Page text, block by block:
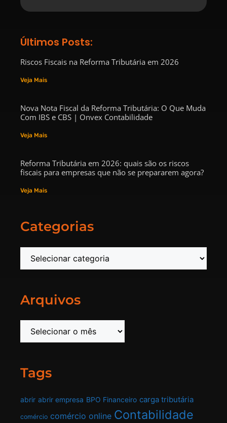
Últimos Posts:
Riscos Fiscais na Reforma Tributária em 2026
Veja Mais
Nova Nota Fiscal da Reforma Tributária: O Que Muda
Com IBS e CBS | Onvex Contabilidade
Veja Mais
Reforma Tributária em 2026: quais são os riscos
fiscais para empresas que não se prepararem agora?
Veja Mais
Categorias
Arquivos
Tags
abrir abrir empresa BPO Financeiro carga tributária
comércio comércio online Contabilidade